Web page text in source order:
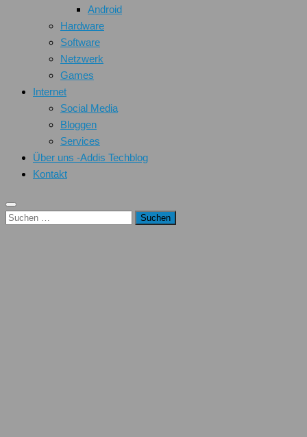
Android
Hardware
Software
Netzwerk
Games
Internet
Social Media
Bloggen
Services
Über uns -Addis Techblog
Kontakt
Suchen